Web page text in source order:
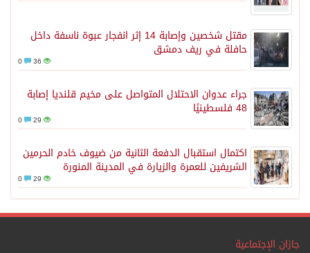
مقتل شخصين وإصابة 14 إثر انفجار عبوة ناسفة داخل
حافلة في ريف دمشق
36
جراء عدوان الاحتلال المتواصل على مخيم قلنديا إصابة
48 فلسطينيًا
29
اكتمال استقبال الدفعة الثانية من ضيوف خادم الحرمين
الشريفين للعمرة والزيارة في المدينة المنورة
29
جازان الإجتماعية